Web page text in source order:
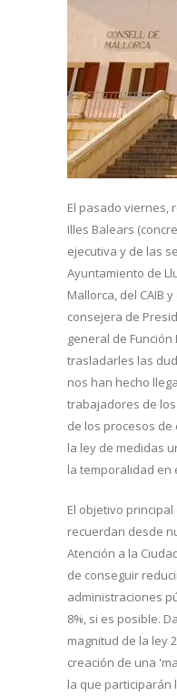
El pasado viernes,
Illes Balears
ejecutiva y de las
Ayuntamiento de
Mallorca, del CAIB
consejera de
general de Función
trasladarles las
nos han hecho
trabajadores de
de los procesos
la ley de medidas
la temporalidad en
El objetivo
recuerdan desde
Atención a la
de conseguir
administraciones
8%, si es posible.
magnitud de la ley
creación de una
la que participarán